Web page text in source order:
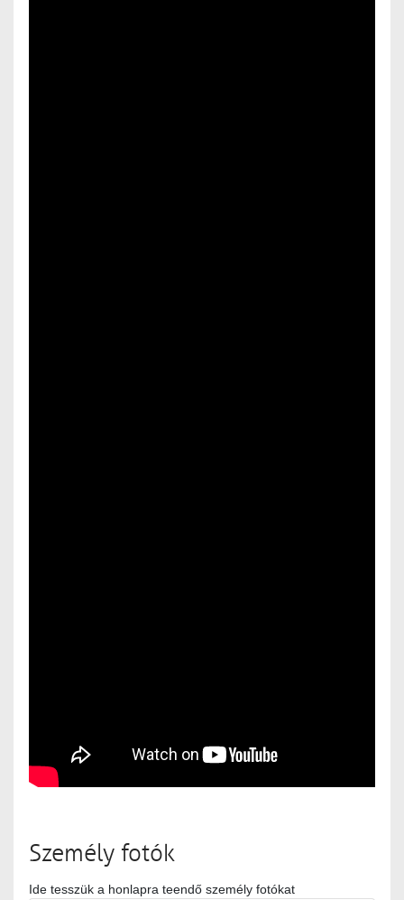
Személy fotók
Ide tesszük a honlapra teendő személy fotókat